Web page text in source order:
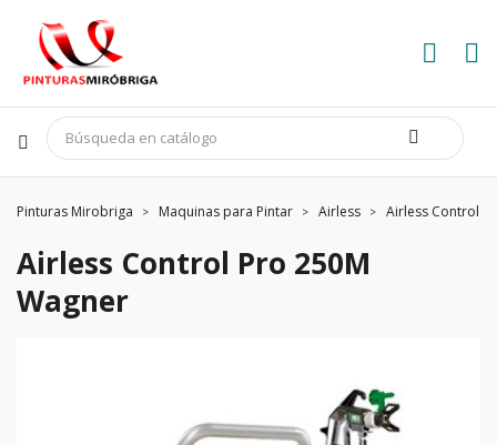
Pinturas Mirobriga Maquinas para Pintar Airless Airless Control
Airless Control Pro 250M
Wagner